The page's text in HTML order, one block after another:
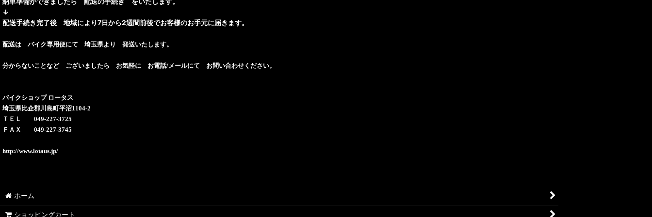
↓
配送手続き完了後 地域により7日から2週間前後でお客様のお手元に届きます。
配送は バイク専用便にて 埼玉県より 発送いたします。
分からないことなど ございましたら お気軽に お電話/メールにて お問い合わせください。
バイクショップ ロータス
埼玉県比企郡川島町平沼1104-2
ＴＥＬ 049-227-3725
ＦＡＸ 049-227-3745
http://www.lotaus.jp/
ホーム
ショッピングカート